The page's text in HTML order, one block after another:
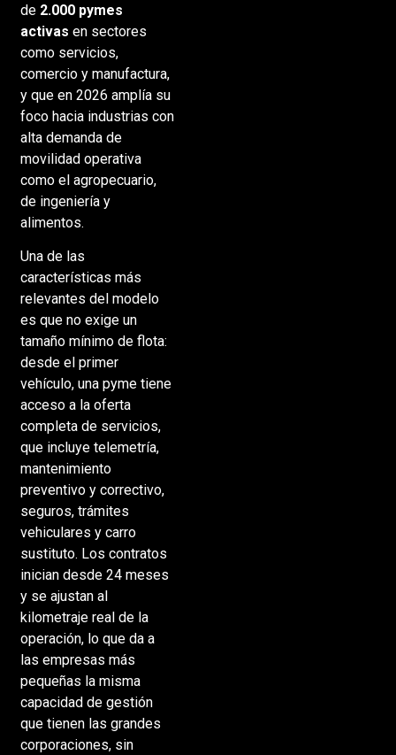
de 2.000 pymes
activas en sectores
como servicios,
comercio y manufactura,
y que en 2026 amplía su
foco hacia industrias con
alta demanda de
movilidad operativa
como el agropecuario,
de ingeniería y
alimentos.
Una de las
características más
relevantes del modelo
es que no exige un
tamaño mínimo de flota:
desde el primer
vehículo, una pyme tiene
acceso a la oferta
completa de servicios,
que incluye telemetría,
mantenimiento
preventivo y correctivo,
seguros, trámites
vehiculares y carro
sustituto. Los contratos
inician desde 24 meses
y se ajustan al
kilometraje real de la
operación, lo que da a
las empresas más
pequeñas la misma
capacidad de gestión
que tienen las grandes
corporaciones, sin